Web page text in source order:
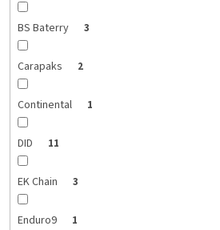
BS Baterry 3
Carapaks 2
Continental 1
DID 11
EK Chain 3
Enduro9 1